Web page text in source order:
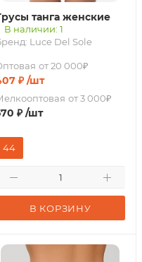
танга женские
В наличии: 1
Luce Del Sole
от 20 000₽
₽ /шт
от 3 000₽
₽ /шт
В КОРЗИНУ
44